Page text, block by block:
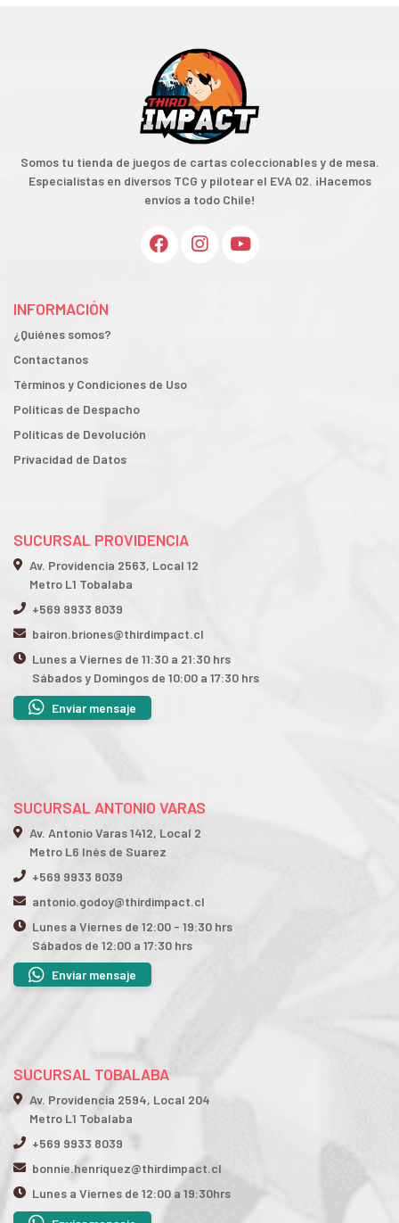
Somos tu tienda de juegos de cartas coleccionables y de mesa.
Especialistas en diversos TCG y pilotear el EVA 02. ¡Hacemos
envíos a todo Chile!
INFORMACIÓN
¿Quiénes somos?
Contactanos
Términos y Condiciones de Uso
Políticas de Despacho
Políticas de Devolución
Privacidad de Datos
SUCURSAL PROVIDENCIA
Av. Providencia 2563, Local 12
Metro L1 Tobalaba
+569 9933 8039
bairon.briones@thirdimpact.cl
Lunes a Viernes de 11:30 a 21:30 hrs
Sábados y Domingos de 10:00 a 17:30 hrs
Enviar mensaje
SUCURSAL ANTONIO VARAS
Av. Antonio Varas 1412, Local 2
Metro L6 Inés de Suarez
+569 9933 8039
antonio.godoy@thirdimpact.cl
Lunes a Viernes de 12:00 - 19:30 hrs
Sábados de 12:00 a 17:30 hrs
Enviar mensaje
SUCURSAL TOBALABA
Av. Providencia 2594, Local 204
Metro L1 Tobalaba
+569 9933 8039
bonnie.henriquez@thirdimpact.cl
Lunes a Viernes de 12:00 a 19:30hrs